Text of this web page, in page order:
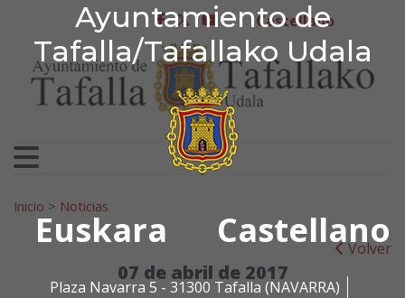
Ayuntamiento de
Tafalla/Tafallako Udala
Euskara Castellano
Plaza Navarra 5 - 31300 Tafalla (NAVARRA)
Ir al contenido
Ayuntamiento de
facebook
twitter
youtubeCastellano
Search for:
Inicio > Noticias
Volver
07 de abril de 2017